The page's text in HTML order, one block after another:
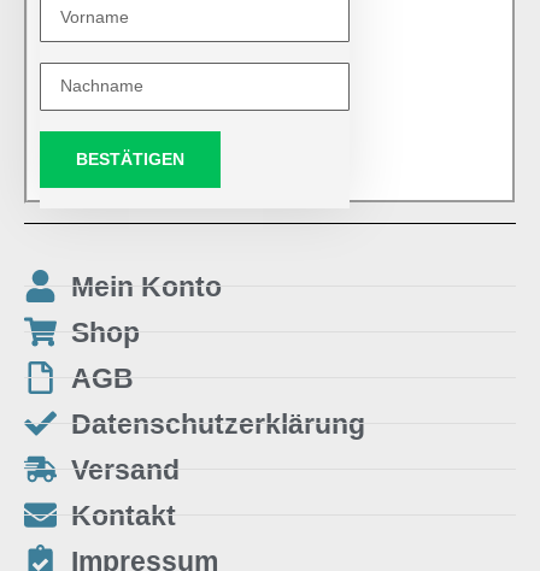
BESTÄTIGEN
Mein Konto
Shop
AGB
Datenschutzerklärung
Versand
Kontakt
Impressum